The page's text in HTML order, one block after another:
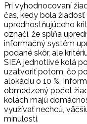
Pri vyhodnocovaní
čas, kedy bola
uprednostňujúceho
označí, že spĺňa
informačný systém
podané skôr, ale
SIEA jednotlivé kolá
uzatvoriť potom, čo
alokáciu o 10 %.
obmedzený počet
kolách majú
využívať nechcú,
minulosti.